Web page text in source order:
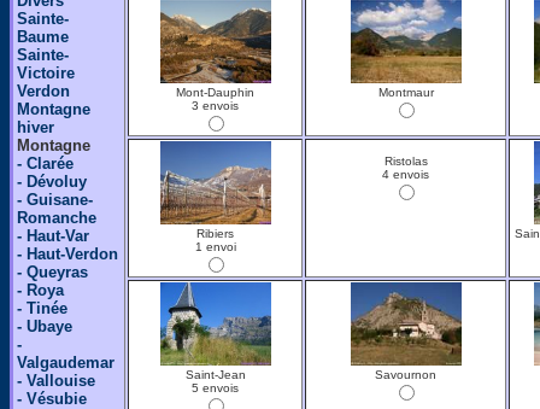
Sainte-
Baume
Sainte-
Victoire
Verdon
Montagne
hiver
Montagne
- Clarée
- Dévoluy
- Guisane-
Romanche
- Haut-Var
- Haut-Verdon
- Queyras
- Roya
- Tinée
- Ubaye
-
Valgaudemar
- Vallouise
- Vésubie
Mont-Dauphin
3 envois
Montmaur
Ribiers
1 envoi
Ristolas
4 envois
Saint-Jean
5 envois
Savournon